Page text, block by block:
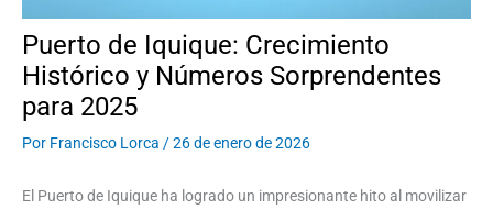
Puerto de Iquique: Crecimiento
Histórico y Números Sorprendentes
para 2025
Por Francisco Lorca /26 de enero de 2026
El Puerto de Iquique ha logrado un impresionante hito al movilizar